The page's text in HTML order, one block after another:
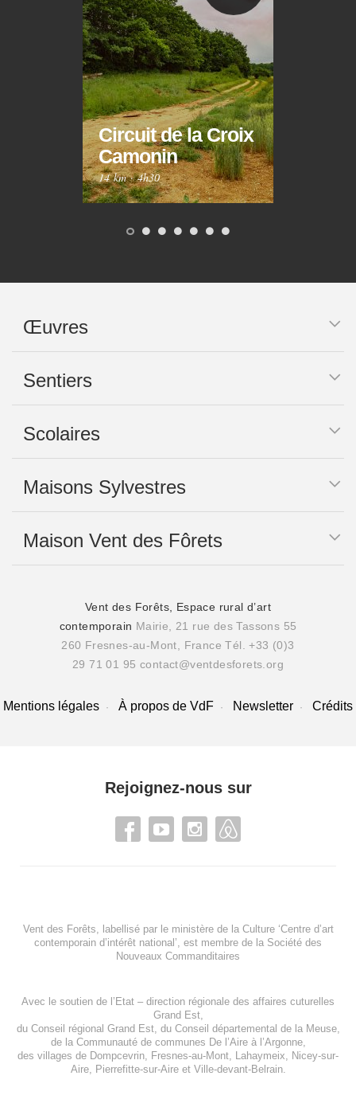
Circuit de la Croix
Camonin
14 km·4h30
Œuvres
Sentiers
Scolaires
Maisons Sylvestres
Maison Vent des Fôrets
Vent des Forêts, Espace rural d’art
contemporain Mairie, 21 rue des Tassons 55
260 Fresnes-au-Mont, France Tél. +33 (0)3
29 71 01 95 contact@ventdesforets.org
Mentions légales À propos de VdF Newsletter Crédits
Rejoignez-nous sur
Vent des Forêts, labellisé par le ministère de la Culture ‘Centre d’art
contemporain d’intérêt national’, est membre de la Société des
Nouveaux Commanditaires
Avec le soutien de l’Etat – direction régionale des affaires cuturelles
Grand Est,
du Conseil régional Grand Est, du Conseil départemental de la Meuse,
de la Communauté de communes De l’Aire à l’Argonne,
des villages de Dompcevrin Fresnes-au-Mont Lahaymeix
Nicey-sur-
Aire, Pierrefitte-sur-Aireet Ville-devant-Belrain.